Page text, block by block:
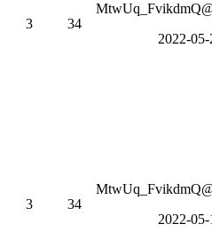
3 34
2022-05-
3 34
2022-05-